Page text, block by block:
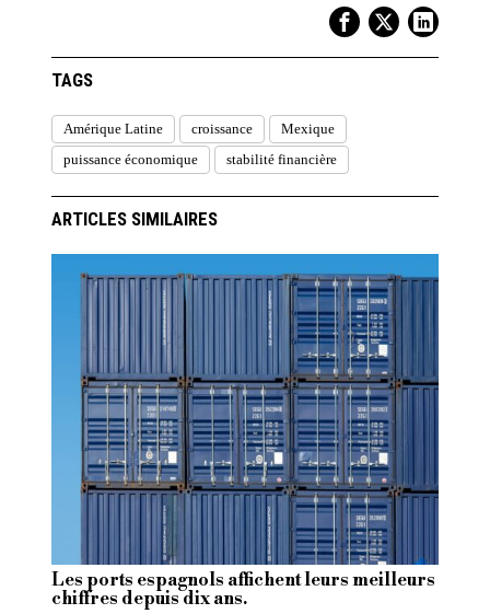
TAGS
Amérique Latine croissance
Mexique
puissance économique
stabilité financière
ARTICLES SIMILAIRES
Les ports espagnols affichent leurs meilleurs
chiffres depuis dix ans.